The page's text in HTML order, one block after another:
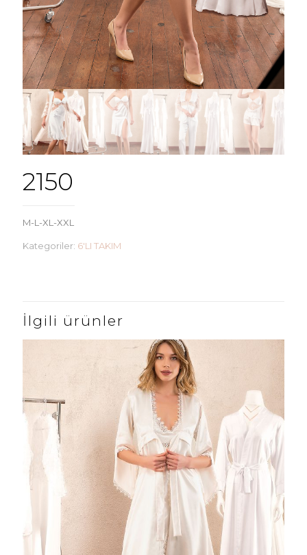
2150
M-L-XL-XXL
Kategoriler: 6'LI TAKIM
İlgili ürünler